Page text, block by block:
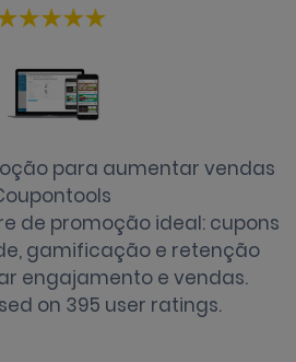
para aumentar vendas
de promoção ideal: cupons
gamificação e retenção
engajamento e vendas.
on 395 user ratings.